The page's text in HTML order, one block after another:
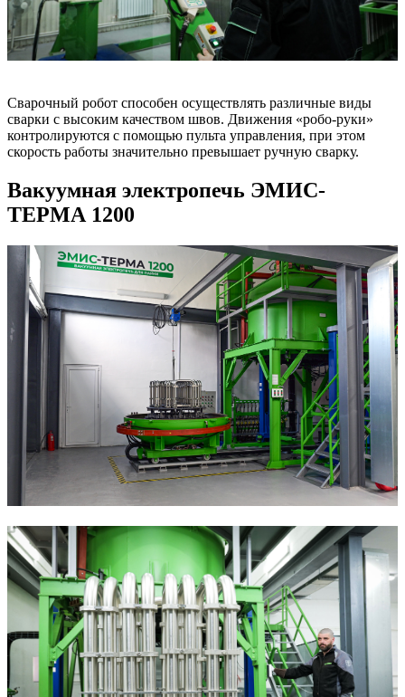
Сварочный робот способен осуществлять различные виды
сварки с высоким качеством швов. Движения «робо-руки»
контролируются с помощью пульта управления, при этом
скорость работы значительно превышает ручную сварку.
Вакуумная электропечь ЭМИС-
ТЕРМА 1200